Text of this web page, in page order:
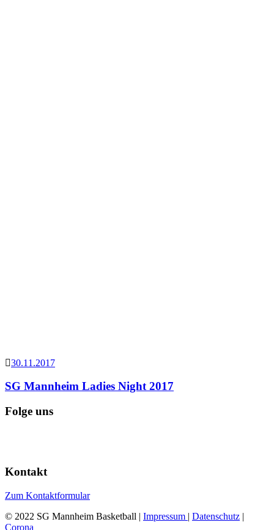
30.11.2017
SG Mannheim Ladies Night 2017
Folge uns
Kontakt
Zum Kontaktformular
© 2022 SG Mannheim Basketball | Impressum | Datenschutz |
Corona